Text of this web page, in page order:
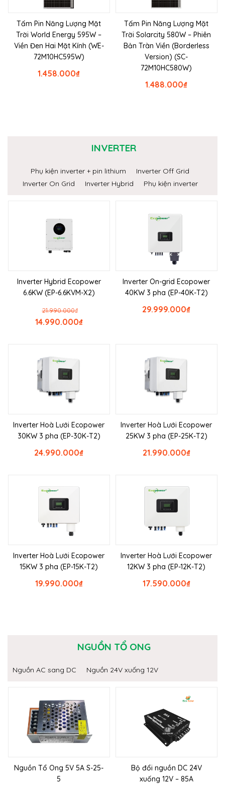
Tấm Pin Năng Lượng Mặt
Trời World Energy 595W –
Viền Đen Hai Mặt Kính (WE-
72M10HC595W)
₫
1.458.000
Tấm Pin Năng Lượng Mặt
Trời Solarcity 580W – Phiên
Bản Tràn Viền (Borderless
Version) (SC-
72M10HC580W)
₫
1.488.000
INVERTER
Phụ kiện inverter + pin lithium
Inverter Off Grid
Inverter On Grid
Inverter Hybrid Phụ kiện inverter
Inverter Hybrid Ecopower
6.6KW (EP-6.6KVM-X2)
₫
21.990.000
₫
14.990.000
Inverter On-grid Ecopower
40KW 3 pha (EP-40K-T2)
₫
29.999.000
Inverter Hoà Lưới Ecopower
30KW 3 pha (EP-30K-T2)
₫
24.990.000
Inverter Hoà Lưới Ecopower
25KW 3 pha (EP-25K-T2)
₫
21.990.000
Inverter Hoà Lưới Ecopower
15KW 3 pha (EP-15K-T2)
₫
19.990.000
Inverter Hoà Lưới Ecopower
12KW 3 pha (EP-12K-T2)
₫
17.590.000
NGUỒN TỔ ONG
Nguồn AC sang DC Nguồn 24V xuống 12V
Nguồn Tổ Ong 5V 5A S-25-
5
Bộ đổi nguồn DC 24V
xuống 12V – 85A